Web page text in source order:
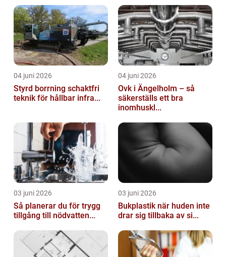
04 juni 2026
Styrd borrning schaktfri
teknik för hållbar infra...
04 juni 2026
Ovk i Ängelholm – så
säkerställs ett bra
inomhuskl...
03 juni 2026
Så planerar du för trygg
tillgång till nödvatten...
03 juni 2026
Bukplastik när huden inte
drar sig tillbaka av si...